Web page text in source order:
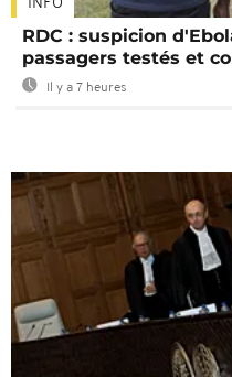
INFO
RDC : suspicion
passagers testés et
Il y a 7 heures